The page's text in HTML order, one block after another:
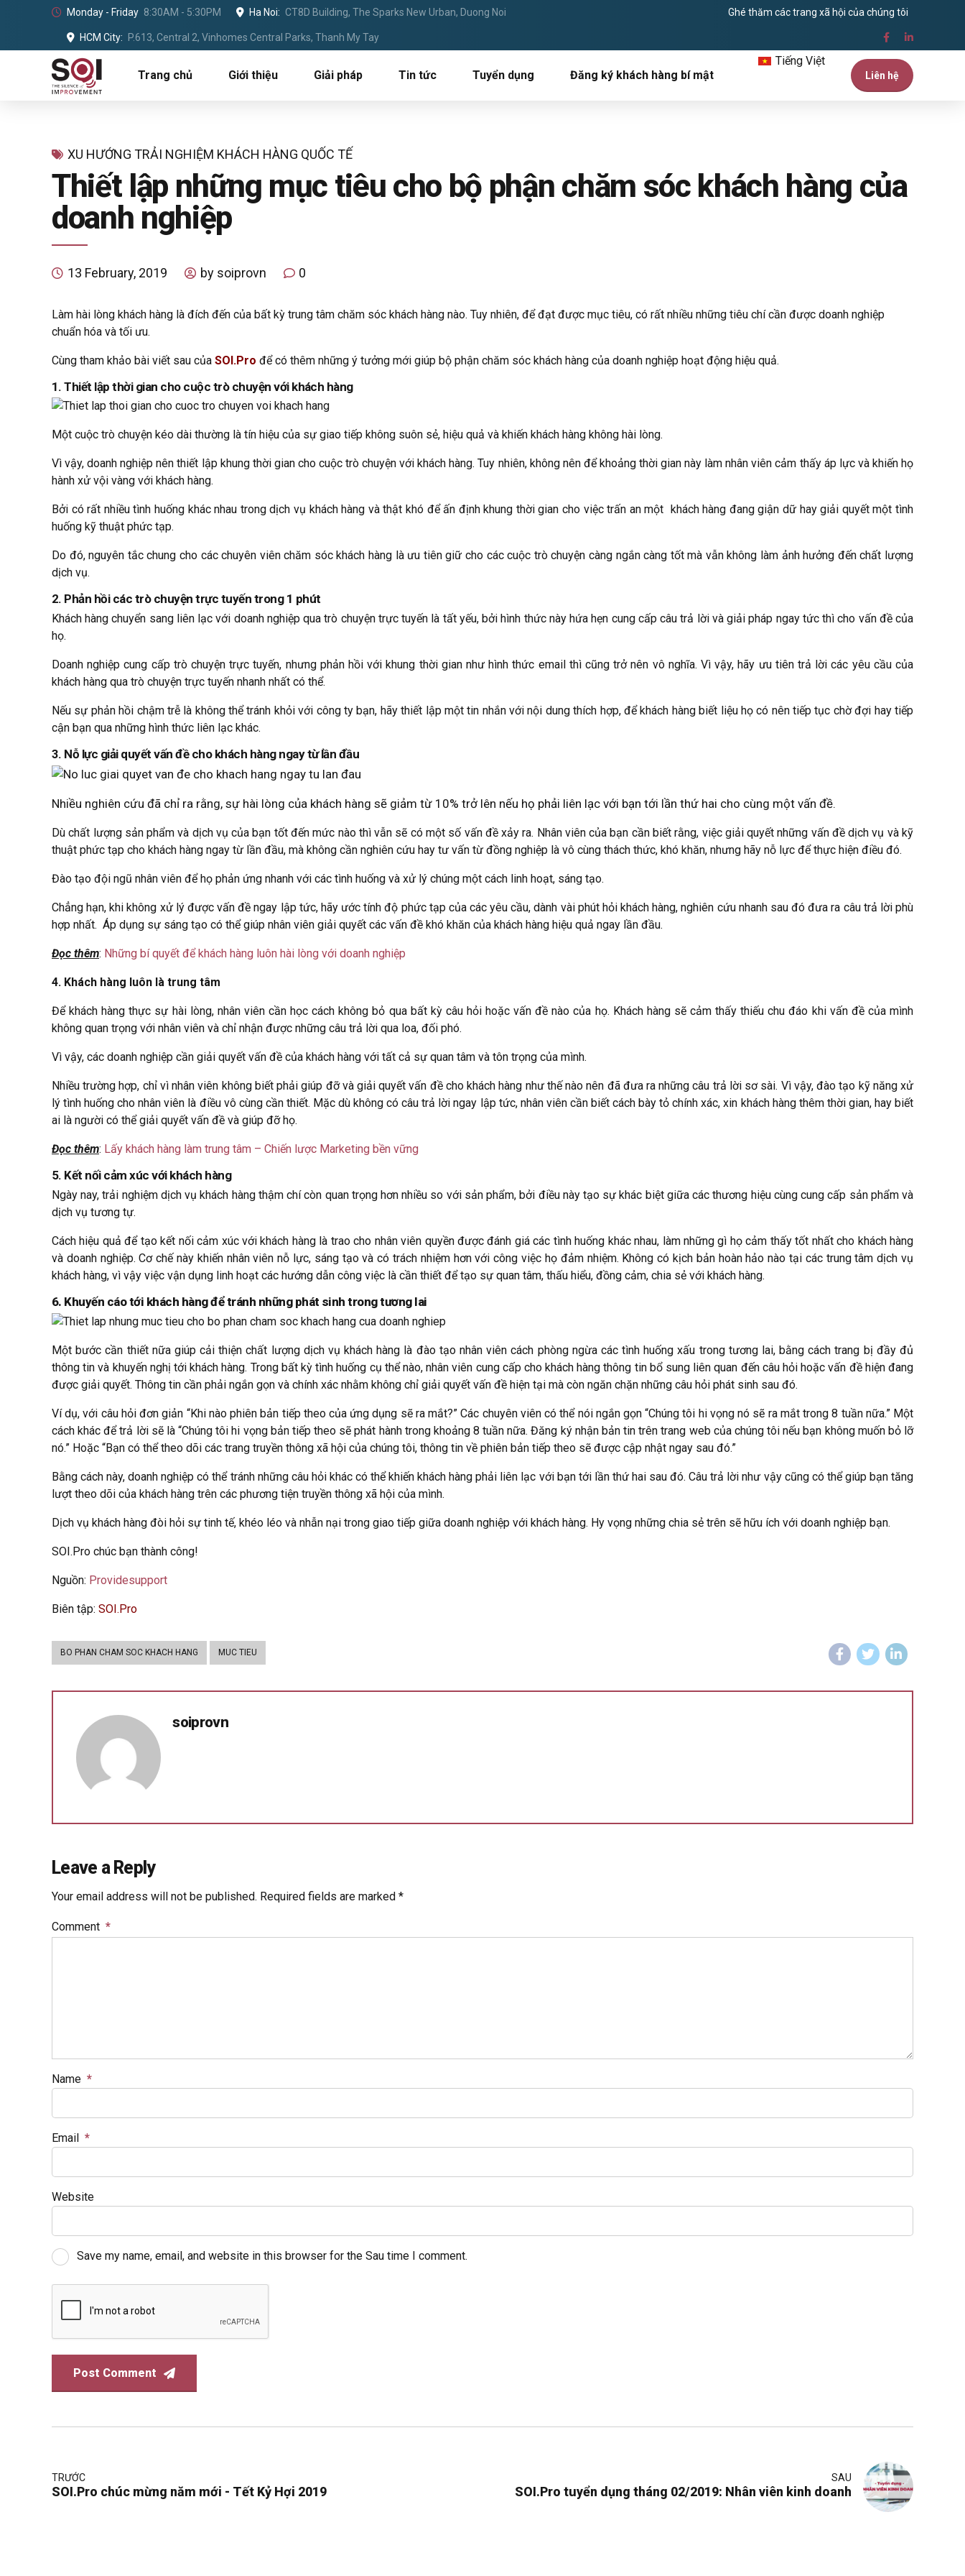
Monday - Friday 8:30AM - 5:30PM Ha Noi: CT8D Building, The Sparks New Urban, Duong Noi
HCM City: P.613, Central 2, Vinhomes Central Parks, Thanh My Tay
Ghé thăm các trang xã hội của chúng tôi
Tiếng Việt
Liên hệ
Trang chủ Giới thiệu Giải pháp Tin tức Tuyển dụng Đăng ký khách hàng bí mật
XU HƯỚNG TRẢI NGHIỆM KHÁCH HÀNG QUỐC TẾ
Thiết lập những mục tiêu cho bộ phận chăm sóc khách hàng của
doanh nghiệp
13 February, 2019 by soiprovn 0
Làm hài lòng khách hàng là đích đến của bất kỳ trung tâm chăm sóc khách hàng nào. Tuy nhiên, để đạt được mục tiêu, có rất nhiều những tiêu chí cần được doanh nghiệp
chuẩn hóa và tối ưu.
Cùng tham khảo bài viết sau của SOI.Pro để có thêm những ý tưởng mới giúp bộ phận chăm sóc khách hàng của doanh nghiệp hoạt động hiệu quả.
1. Thiết lập thời gian cho cuộc trò chuyện với khách hàng
Một cuộc trò chuyện kéo dài thường là tín hiệu của sự giao tiếp không suôn sẻ, hiệu quả và khiến khách hàng không hài lòng.
Vì vậy, doanh nghiệp nên thiết lập khung thời gian cho cuộc trò chuyện với khách hàng. Tuy nhiên, không nên để khoảng thời gian này làm nhân viên cảm thấy áp lực và khiến họ
hành xử vội vàng với khách hàng.
Bởi có rất nhiều tình huống khác nhau trong dịch vụ khách hàng và thật khó để ấn định khung thời gian cho việc trấn an một khách hàng đang giận dữ hay giải quyết một tình
huống kỹ thuật phức tạp.
Do đó, nguyên tắc chung cho các chuyên viên chăm sóc khách hàng là ưu tiên giữ cho các cuộc trò chuyện càng ngắn càng tốt mà vẫn không làm ảnh hưởng đến chất lượng
dịch vụ.
2. Phản hồi các trò chuyện trực tuyến trong 1 phút
Khách hàng chuyển sang liên lạc với doanh nghiệp qua trò chuyện trực tuyến là tất yếu, bởi hình thức này hứa hẹn cung cấp câu trả lời và giải pháp ngay tức thì cho vấn đề của
họ.
Doanh nghiệp cung cấp trò chuyện trực tuyến, nhưng phản hồi với khung thời gian như hình thức email thì cũng trở nên vô nghĩa. Vì vậy, hãy ưu tiên trả lời các yêu cầu của
khách hàng qua trò chuyện trực tuyến nhanh nhất có thể.
Nếu sự phản hồi chậm trễ là không thể tránh khỏi với công ty bạn, hãy thiết lập một tin nhắn với nội dung thích hợp, để khách hàng biết liệu họ có nên tiếp tục chờ đợi hay tiếp
cận bạn qua những hình thức liên lạc khác.
3. Nỗ lực giải quyết vấn đề cho khách hàng ngay từ lần đầu
Nhiều nghiên cứu đã chỉ ra rằng, sự hài lòng của khách hàng sẽ giảm từ 10% trở lên nếu họ phải liên lạc với bạn tới lần thứ hai cho cùng một vấn đề.
Dù chất lượng sản phẩm và dịch vụ của bạn tốt đến mức nào thì vẫn sẽ có một số vấn đề xảy ra. Nhân viên của bạn cần biết rằng, việc giải quyết những vấn đề dịch vụ và kỹ
thuật phức tạp cho khách hàng ngay từ lần đầu, mà không cần nghiên cứu hay tư vấn từ đồng nghiệp là vô cùng thách thức, khó khăn, nhưng hãy nỗ lực để thực hiện điều đó.
Đào tạo đội ngũ nhân viên để họ phản ứng nhanh với các tình huống và xử lý chúng một cách linh hoạt, sáng tạo.
Chẳng hạn, khi không xử lý được vấn đề ngay lập tức, hãy ước tính độ phức tạp của các yêu cầu, dành vài phút hỏi khách hàng, nghiên cứu nhanh sau đó đưa ra câu trả lời phù
hợp nhất. Áp dụng sự sáng tạo có thể giúp nhân viên giải quyết các vấn đề khó khăn của khách hàng hiệu quả ngay lần đầu.
Đọc thêm: Những bí quyết để khách hàng luôn hài lòng với doanh nghiệp
4. Khách hàng luôn là trung tâm
Để khách hàng thực sự hài lòng, nhân viên cần học cách không bỏ qua bất kỳ câu hỏi hoặc vấn đề nào của họ. Khách hàng sẽ cảm thấy thiếu chu đáo khi vấn đề của mình
không quan trọng với nhân viên và chỉ nhận được những câu trả lời qua loa, đối phó.
Vì vậy, các doanh nghiệp cần giải quyết vấn đề của khách hàng với tất cả sự quan tâm và tôn trọng của mình.
Nhiều trường hợp, chỉ vì nhân viên không biết phải giúp đỡ và giải quyết vấn đề cho khách hàng như thế nào nên đã đưa ra những câu trả lời sơ sài. Vì vậy, đào tạo kỹ năng xử
lý tình huống cho nhân viên là điều vô cùng cần thiết. Mặc dù không có câu trả lời ngay lập tức, nhân viên cần biết cách bày tỏ chính xác, xin khách hàng thêm thời gian, hay biết
ai là người có thể giải quyết vấn đề và giúp đỡ họ.
Đọc thêm: Lấy khách hàng làm trung tâm – Chiến lược Marketing bền vững
5. Kết nối cảm xúc với khách hàng
Ngày nay, trải nghiệm dịch vụ khách hàng thậm chí còn quan trọng hơn nhiều so với sản phẩm, bởi điều này tạo sự khác biệt giữa các thương hiệu cùng cung cấp sản phẩm và
dịch vụ tương tự.
Cách hiệu quả để tạo kết nối cảm xúc với khách hàng là trao cho nhân viên quyền được đánh giá các tình huống khác nhau, làm những gì họ cảm thấy tốt nhất cho khách hàng
và doanh nghiệp. Cơ chế này khiến nhân viên nỗ lực, sáng tạo và có trách nhiệm hơn với công việc họ đảm nhiệm. Không có kịch bản hoàn hảo nào tại các trung tâm dịch vụ
khách hàng, vì vậy việc vận dụng linh hoạt các hướng dẫn công việc là cần thiết để tạo sự quan tâm, thấu hiểu, đồng cảm, chia sẻ với khách hàng.
6. Khuyến cáo tới khách hàng để tránh những phát sinh trong tương lai
Một bước cần thiết nữa giúp cải thiện chất lượng dịch vụ khách hàng là đào tạo nhân viên cách phòng ngừa các tình huống xấu trong tương lai, bằng cách trang bị đầy đủ
thông tin và khuyến nghị tới khách hàng. Trong bất kỳ tình huống cụ thể nào, nhân viên cung cấp cho khách hàng thông tin bổ sung liên quan đến câu hỏi hoặc vấn đề hiện đang
được giải quyết. Thông tin cần phải ngắn gọn và chính xác nhằm không chỉ giải quyết vấn đề hiện tại mà còn ngăn chặn những câu hỏi phát sinh sau đó.
Ví dụ, với câu hỏi đơn giản “Khi nào phiên bản tiếp theo của ứng dụng sẽ ra mắt?” Các chuyên viên có thể nói ngắn gọn “Chúng tôi hi vọng nó sẽ ra mắt trong 8 tuần nữa.” Một
cách khác để trả lời sẽ là “Chúng tôi hi vọng bản tiếp theo sẽ phát hành trong khoảng 8 tuần nữa. Đăng ký nhận bản tin trên trang web của chúng tôi nếu bạn không muốn bỏ lỡ
nó.” Hoặc “Bạn có thể theo dõi các trang truyền thông xã hội của chúng tôi, thông tin về phiên bản tiếp theo sẽ được cập nhật ngay sau đó.”
Bằng cách này, doanh nghiệp có thể tránh những câu hỏi khác có thể khiến khách hàng phải liên lạc với bạn tới lần thứ hai sau đó. Câu trả lời như vậy cũng có thể giúp bạn tăng
lượt theo dõi của khách hàng trên các phương tiện truyền thông xã hội của mình.
Dịch vụ khách hàng đòi hỏi sự tinh tế, khéo léo và nhẫn nại trong giao tiếp giữa doanh nghiệp với khách hàng. Hy vọng những chia sẻ trên sẽ hữu ích với doanh nghiệp bạn.
SOI.Pro chúc bạn thành công!
Nguồn: Providesupport
Biên tập: SOI.Pro
BO PHAN CHAM SOC KHACH HANG MUC TIEU
soiprovn
Leave a Reply
Your email address will not be published. Required fields are marked *
Comment *
Name *
Email *
Website
Save my name, email, and website in this browser for the Sau time I comment.
Post Comment
TRƯỚC
SOI.Pro chúc mừng năm mới - Tết Kỷ Hợi 2019
SAU
SOI.Pro tuyển dụng tháng 02/2019: Nhân viên kinh doanh